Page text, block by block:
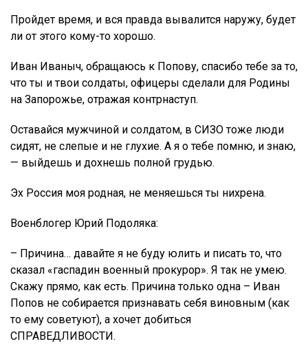
Пройдет время, и вся правда вывалится наружу, будет
ли от этого кому-то хорошо.
Иван Иваныч, обращаюсь к Попову, спасибо тебе за то,
что ты и твои солдаты, офицеры сделали для Родины
на Запорожье, отражая контрнаступ.
Оставайся мужчиной и солдатом, в СИЗО тоже люди
сидят, не слепые и не глухие. А я о тебе помню, и знаю,
— выйдешь и дохнешь полной грудью.
Эх Россия моя родная, не меняешься ты нихрена.
Военблогер Юрий Подоляка:
– Причина… давайте я не буду юлить и писать то, что
сказал «гаспадин военный прокурор». Я так не умею.
Скажу прямо, как есть. Причина только одна – Иван
Попов не собирается признавать себя виновным (как
то ему советуют), а хочет добиться
СПРАВЕДЛИВОСТИ.